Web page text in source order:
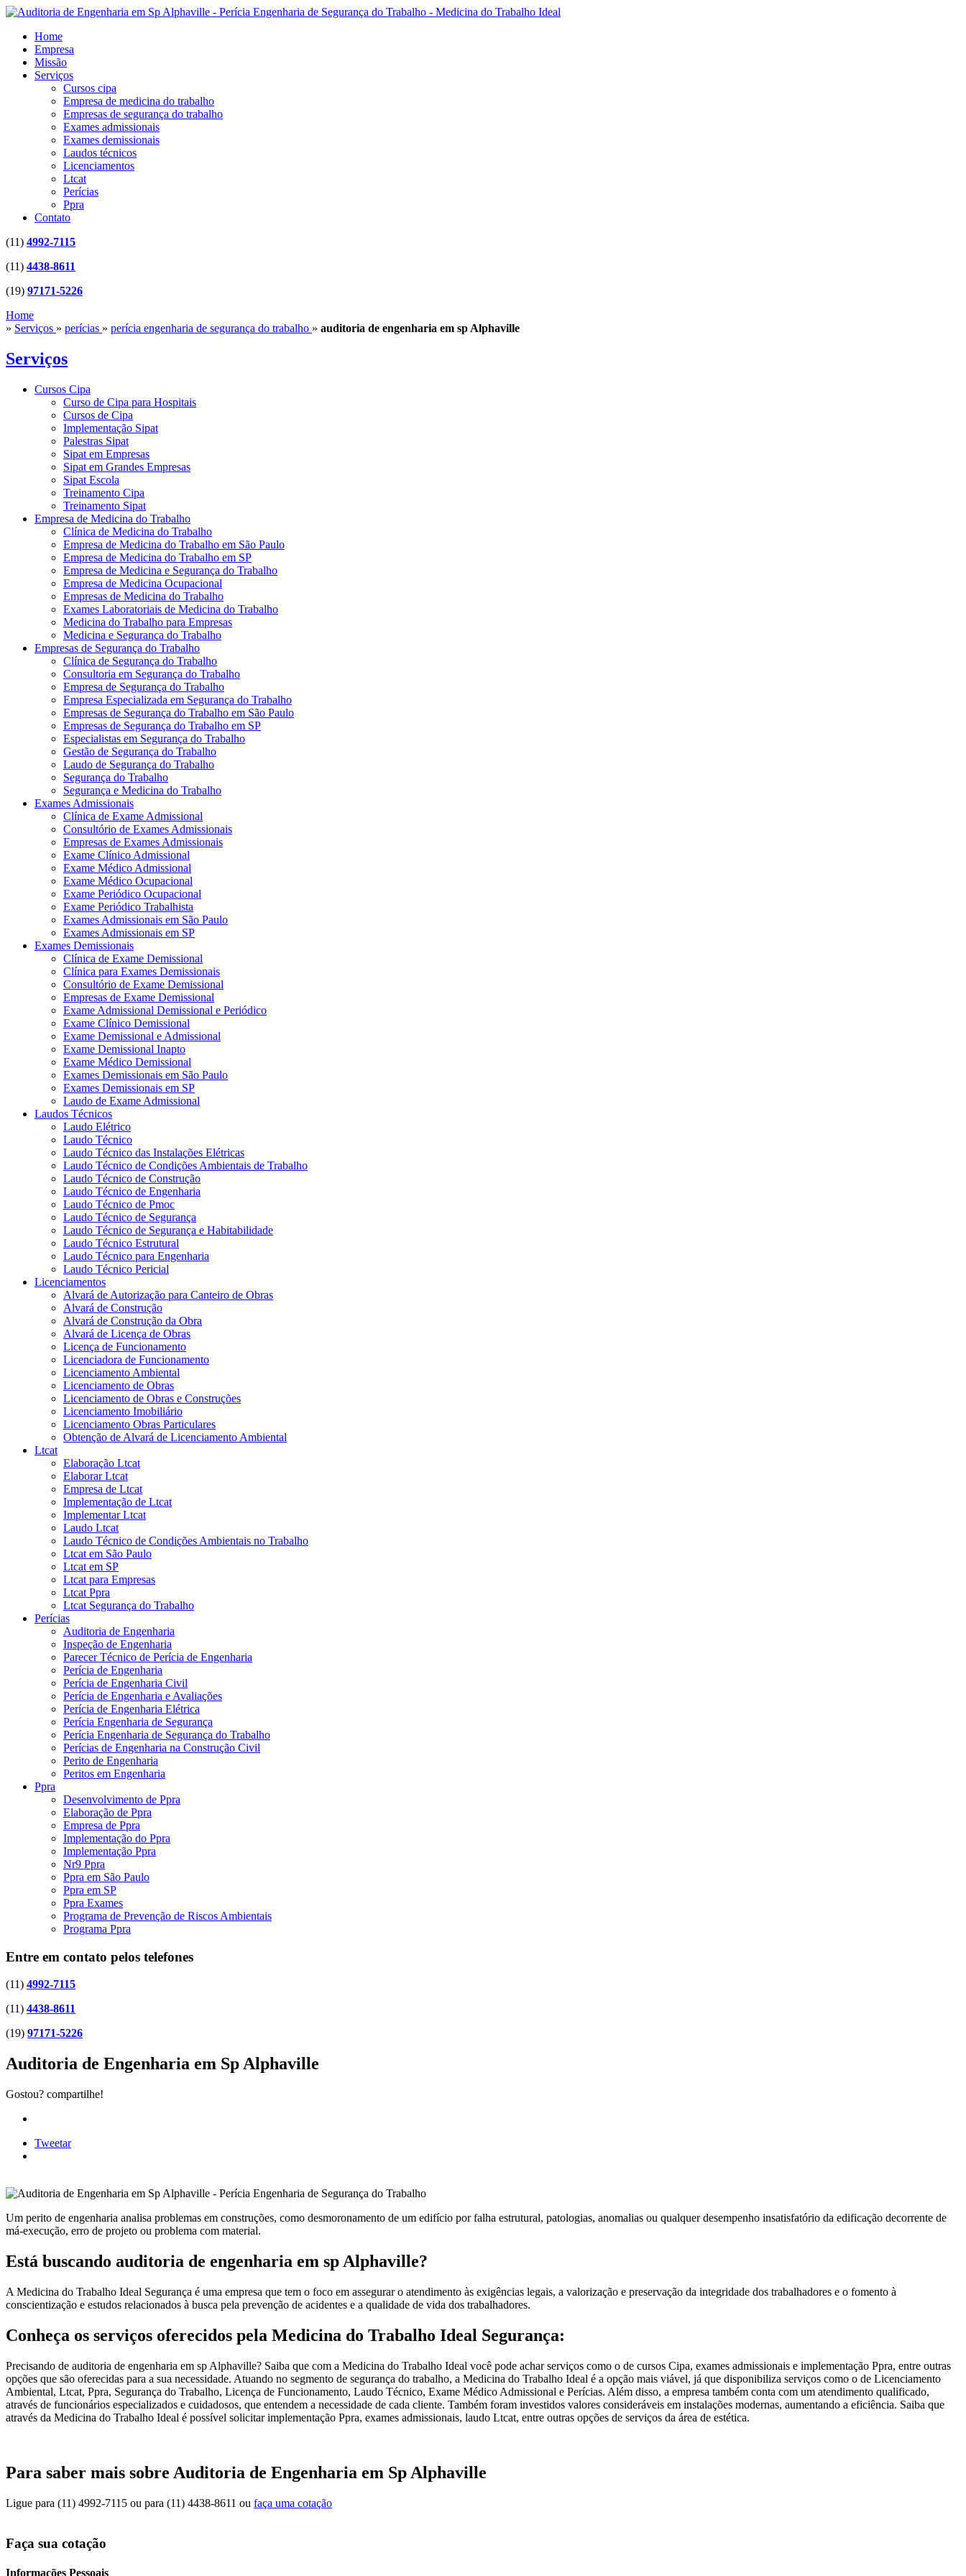
Home
Empresa
Missão
Serviços
Cursos cipa
Empresa de medicina do trabalho
Empresas de segurança do trabalho
Exames admissionais
Exames demissionais
Laudos técnicos
Licenciamentos
Ltcat
Perícias
Ppra
Contato
(11) 4992-7115
(11) 4438-8611
(19) 97171-5226
Home
» Serviços » perícias » perícia engenharia de segurança do trabalho » auditoria de engenharia em sp Alphaville
Serviços
Cursos Cipa
Curso de Cipa para Hospitais
Cursos de Cipa
Implementação Sipat
Palestras Sipat
Sipat em Empresas
Sipat em Grandes Empresas
Sipat Escola
Treinamento Cipa
Treinamento Sipat
Empresa de Medicina do Trabalho
Clínica de Medicina do Trabalho
Empresa de Medicina do Trabalho em São Paulo
Empresa de Medicina do Trabalho em SP
Empresa de Medicina e Segurança do Trabalho
Empresa de Medicina Ocupacional
Empresas de Medicina do Trabalho
Exames Laboratoriais de Medicina do Trabalho
Medicina do Trabalho para Empresas
Medicina e Segurança do Trabalho
Empresas de Segurança do Trabalho
Clínica de Segurança do Trabalho
Consultoria em Segurança do Trabalho
Empresa de Segurança do Trabalho
Empresa Especializada em Segurança do Trabalho
Empresas de Segurança do Trabalho em São Paulo
Empresas de Segurança do Trabalho em SP
Especialistas em Segurança do Trabalho
Gestão de Segurança do Trabalho
Laudo de Segurança do Trabalho
Segurança do Trabalho
Segurança e Medicina do Trabalho
Exames Admissionais
Clínica de Exame Admissional
Consultório de Exames Admissionais
Empresas de Exames Admissionais
Exame Clínico Admissional
Exame Médico Admissional
Exame Médico Ocupacional
Exame Periódico Ocupacional
Exame Periódico Trabalhista
Exames Admissionais em São Paulo
Exames Admissionais em SP
Exames Demissionais
Clínica de Exame Demissional
Clínica para Exames Demissionais
Consultório de Exame Demissional
Empresas de Exame Demissional
Exame Admissional Demissional e Periódico
Exame Clínico Demissional
Exame Demissional e Admissional
Exame Demissional Inapto
Exame Médico Demissional
Exames Demissionais em São Paulo
Exames Demissionais em SP
Laudo de Exame Admissional
Laudos Técnicos
Laudo Elétrico
Laudo Técnico
Laudo Técnico das Instalações Elétricas
Laudo Técnico de Condições Ambientais de Trabalho
Laudo Técnico de Construção
Laudo Técnico de Engenharia
Laudo Técnico de Pmoc
Laudo Técnico de Segurança
Laudo Técnico de Segurança e Habitabilidade
Laudo Técnico Estrutural
Laudo Técnico para Engenharia
Laudo Técnico Pericial
Licenciamentos
Alvará de Autorização para Canteiro de Obras
Alvará de Construção
Alvará de Construção da Obra
Alvará de Licença de Obras
Licença de Funcionamento
Licenciadora de Funcionamento
Licenciamento Ambiental
Licenciamento de Obras
Licenciamento de Obras e Construções
Licenciamento Imobiliário
Licenciamento Obras Particulares
Obtenção de Alvará de Licenciamento Ambiental
Ltcat
Elaboração Ltcat
Elaborar Ltcat
Empresa de Ltcat
Implementação de Ltcat
Implementar Ltcat
Laudo Ltcat
Laudo Técnico de Condições Ambientais no Trabalho
Ltcat em São Paulo
Ltcat em SP
Ltcat para Empresas
Ltcat Ppra
Ltcat Segurança do Trabalho
Perícias
Auditoria de Engenharia
Inspeção de Engenharia
Parecer Técnico de Perícia de Engenharia
Perícia de Engenharia
Perícia de Engenharia Civil
Perícia de Engenharia e Avaliações
Perícia de Engenharia Elétrica
Perícia Engenharia de Segurança
Perícia Engenharia de Segurança do Trabalho
Perícias de Engenharia na Construção Civil
Perito de Engenharia
Peritos em Engenharia
Ppra
Desenvolvimento de Ppra
Elaboração de Ppra
Empresa de Ppra
Implementação do Ppra
Implementação Ppra
Nr9 Ppra
Ppra em São Paulo
Ppra em SP
Ppra Exames
Programa de Prevenção de Riscos Ambientais
Programa Ppra
Entre em contato pelos telefones
(11) 4992-7115
(11) 4438-8611
(19) 97171-5226
Auditoria de Engenharia em Sp Alphaville
Gostou? compartilhe!
Tweetar
Um perito de engenharia analisa problemas em construções, como desmoronamento de um edifício por falha estrutural, patologias, anomalias ou qualquer desempenho insatisfatório da edificação decorrente de
má-execução, erro de projeto ou problema com material.
Está buscando auditoria de engenharia em sp Alphaville?
A Medicina do Trabalho Ideal Segurança é uma empresa que tem o foco em assegurar o atendimento às exigências legais, a valorização e preservação da integridade dos trabalhadores e o fomento à
conscientização e estudos relacionados à busca pela prevenção de acidentes e a qualidade de vida dos trabalhadores.
Conheça os serviços oferecidos pela Medicina do Trabalho Ideal Segurança:
Precisando de auditoria de engenharia em sp Alphaville? Saiba que com a Medicina do Trabalho Ideal você pode achar serviços como o de cursos Cipa, exames admissionais e implementação Ppra, entre outras
opções que são oferecidas para a sua necessidade. Atuando no segmento de segurança do trabalho, a Medicina do Trabalho Ideal é a opção mais viável, já que disponibiliza serviços como o de Licenciamento
Ambiental, Ltcat, Ppra, Segurança do Trabalho, Licença de Funcionamento, Laudo Técnico, Exame Médico Admissional e Perícias. Além disso, a empresa também conta com um atendimento qualificado,
através de funcionários especializados e cuidadosos, que entendem a necessidade de cada cliente. Também foram investidos valores consideráveis em instalações modernas, aumentando a eficiência. Saiba que
através da Medicina do Trabalho Ideal é possível solicitar implementação Ppra, exames admissionais, laudo Ltcat, entre outras opções de serviços da área de estética.
Para saber mais sobre Auditoria de Engenharia em Sp Alphaville
Ligue para (11) 4992-7115 ou para (11) 4438-8611 ou faça uma cotação
Faça sua cotação
Informações Pessoais